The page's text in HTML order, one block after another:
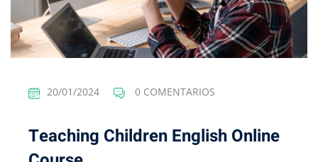
20/01/2024 0 COMENTARIOS
Teaching Children English Online